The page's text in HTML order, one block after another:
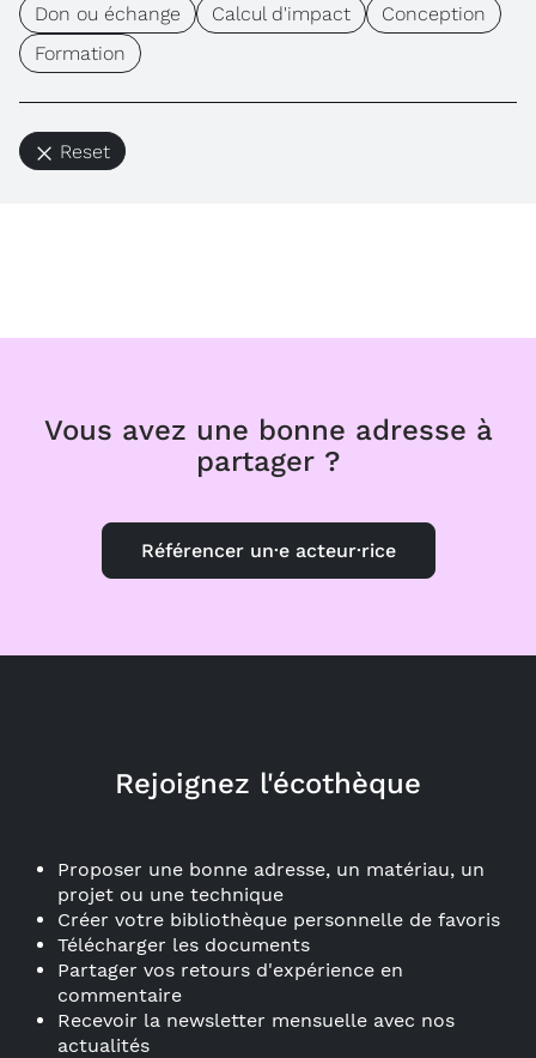
Don ou échange Calcul d'impact
Conception
Formation
Reset
Vous avez une bonne adresse à
partager ?
Référencer un·e acteur·rice
Rejoignez l'écothèque
Proposer une bonne adresse, un matériau, un
projet ou une technique
Créer votre bibliothèque personnelle de favoris
Télécharger les documents
Partager vos retours d'expérience en
commentaire
Recevoir la newsletter mensuelle avec nos
actualités